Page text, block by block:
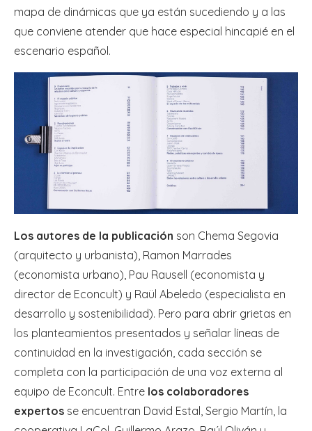
mapa de dinámicas que ya están sucediendo y a las
que conviene atender que hace especial hincapié en el
escenario español.
Los autores de la publicación son Chema Segovia
(arquitecto y urbanista), Ramon Marrades
(economista urbano), Pau Rausell (economista y
director de Econcult) y Raül Abeledo (especialista en
desarrollo y sostenibilidad). Pero para abrir grietas en
los planteamientos presentados y señalar líneas de
continuidad en la investigación, cada sección se
completa con la participación de una voz externa al
equipo de Econcult. Entre los colaboradores
expertos se encuentran David Estal, Sergio Martín, la